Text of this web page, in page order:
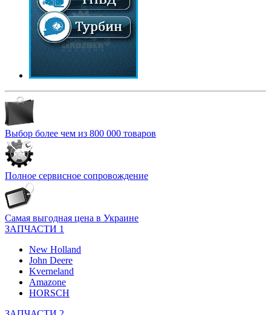
Выбор более чем из 800 000 товаров
Полное сервисное сопровождение
Самая выгодная цена в Украине
ЗАПЧАСТИ 1
New Holland
John Deere
Kverneland
Amazone
HORSCH